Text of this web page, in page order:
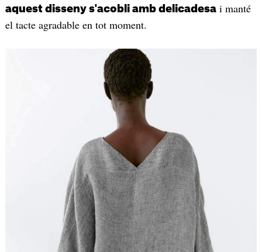
aquest disseny s'acobli amb delicadesai manté
el tacte agradable en tot moment.